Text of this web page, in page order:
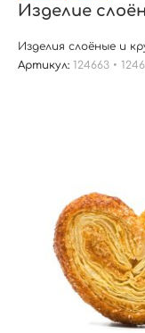
Изделие
Изделия слоёные и
Артикул: 124663 •